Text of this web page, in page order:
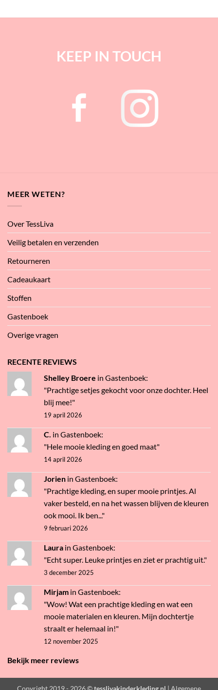
KEEP IN TOUCH
MEER WETEN?
Over TessLiva
Veilig betalen en verzenden
Retourneren
Cadeaukaart
Stoffen
Gastenboek
Overige vragen
RECENTE REVIEWS
Shelley Broere in Gastenboek:
"Prachtige setjes gekocht voor onze dochter. Heel
blij mee!"
19 april 2026
C. in Gastenboek:
"Hele mooie kleding en goed maat"
14 april 2026
Jorien in Gastenboek:
"Prachtige kleding, en super mooie printjes. Al
vaker besteld, en na het wassen blijven de kleuren
ook mooi. Ik ben..."
9 februari 2026
Laura in Gastenboek:
"Echt super. Leuke printjes en ziet er prachtig uit."
3 december 2025
Mirjam in Gastenboek:
"Wow! Wat een prachtige kleding en wat een
mooie materialen en kleuren. Mijn dochtertje
straalt er helemaal in!"
12 november 2025
Bekijk meer reviews
Copyright 2019 - 2026 ©tesslivakinderkleding.nl | Algemene